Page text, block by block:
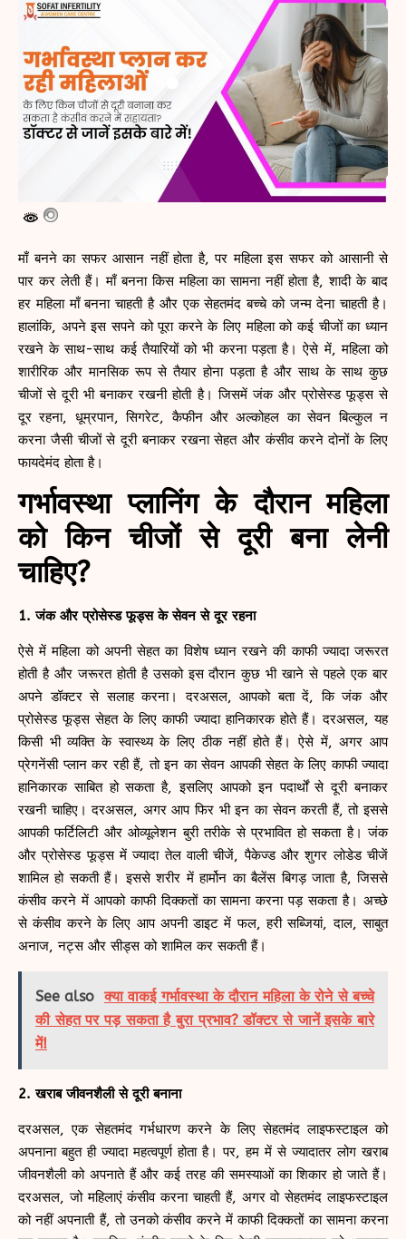
माँ बनने का सफर आसान नहीं होता है, पर महिला इस सफर को आसानी से
पार कर लेती हैं। माँ बनना किस महिला का सामना नहीं होता है, शादी के बाद
हर महिला माँ बनना चाहती है और एक सेहतमंद बच्चे को जन्म देना चाहती है।
हालांकि, अपने इस सपने को पूरा करने के लिए महिला को कई चीजों का ध्यान
रखने के साथ-साथ कई तैयारियों को भी करना पड़ता है। ऐसे में, महिला को
शारीरिक और मानसिक रूप से तैयार होना पड़ता है और साथ के साथ कुछ
चीजों से दूरी भी बनाकर रखनी होती है। जिसमें जंक और प्रोसेस्ड फूड्स से
दूर रहना, धूम्रपान, सिगरेट, कैफीन और अल्कोहल का सेवन बिल्कुल न
करना जैसी चीजों से दूरी बनाकर रखना सेहत और कंसीव करने दोनों के लिए
फायदेमंद होता है।
गर्भावस्था प्लानिंग के दौरान महिला
को किन चीजों से दूरी बना लेनी
चाहिए?
1. जंक और प्रोसेस्ड फूड्स के सेवन से दूर रहना
ऐसे में महिला को अपनी सेहत का विशेष ध्यान रखने की काफी ज्यादा जरूरत
होती है और जरूरत होती है उसको इस दौरान कुछ भी खाने से पहले एक बार
अपने डॉक्टर से सलाह करना। दरअसल, आपको बता दें, कि जंक और
प्रोसेस्ड फूड्स सेहत के लिए काफी ज्यादा हानिकारक होते हैं। दरअसल, यह
किसी भी व्यक्ति के स्वास्थ्य के लिए ठीक नहीं होते हैं। ऐसे में, अगर आप
प्रेगनेंसी प्लान कर रही हैं, तो इन का सेवन आपकी सेहत के लिए काफी ज्यादा
हानिकारक साबित हो सकता है, इसलिए आपको इन पदार्थों से दूरी बनाकर
रखनी चाहिए। दरअसल, अगर आप फिर भी इन का सेवन करती हैं, तो इससे
आपकी फर्टिलिटी और ओव्यूलेशन बुरी तरीके से प्रभावित हो सकता है। जंक
और प्रोसेस्ड फूड्स में ज्यादा तेल वाली चीजें, पैकेज्ड और शुगर लोडेड चीजें
शामिल हो सकती हैं। इससे शरीर में हार्मोन का बैलेंस बिगड़ जाता है, जिससे
कंसीव करने में आपको काफी दिक्कतों का सामना करना पड़ सकता है। अच्छे
से कंसीव करने के लिए आप अपनी डाइट में फल, हरी सब्जियां, दाल, साबुत
अनाज, नट्स और सीड्स को शामिल कर सकती हैं।
See also क्या वाकई गर्भावस्था के दौरान महिला के रोने से बच्चे
की सेहत पर पड़ सकता है बुरा प्रभाव? डॉक्टर से जानें इसके बारे
में!
2. खराब जीवनशैली से दूरी बनाना
दरअसल, एक सेहतमंद गर्भधारण करने के लिए सेहतमंद लाइफस्टाइल को
अपनाना बहुत ही ज्यादा महत्वपूर्ण होता है। पर, हम में से ज्यादातर लोग खराब
जीवनशैली को अपनाते हैं और कई तरह की समस्याओं का शिकार हो जाते हैं।
दरअसल, जो महिलाएं कंसीव करना चाहती हैं, अगर वो सेहतमंद लाइफस्टाइल
को नहीं अपनाती हैं, तो उनको कंसीव करने में काफी दिक्कतों का सामना करना